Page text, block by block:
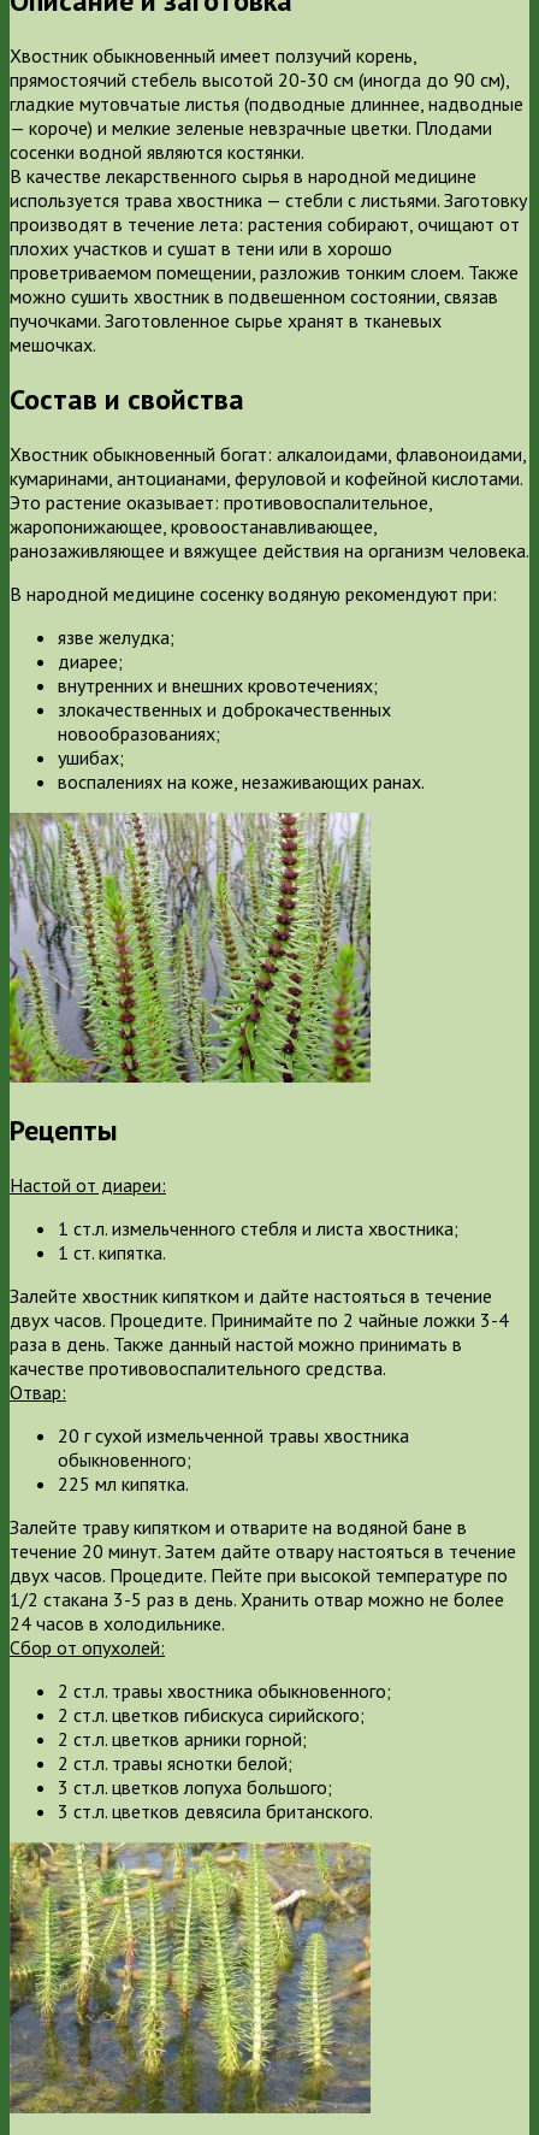
Хвостник обыкновенный имеет ползучий корень,
прямостоячий стебель высотой 20-30 см (иногда до 90 см),
гладкие мутовчатые листья (подводные длиннее, надводные
— короче) и мелкие зеленые невзрачные цветки. Плодами
сосенки водной являются костянки.
В качестве лекарственного сырья в народной медицине
используется трава хвостника — стебли с листьями. Заготовку
производят в течение лета: растения собирают, очищают от
плохих участков и сушат в тени или в хорошо
проветриваемом помещении, разложив тонким слоем. Также
можно сушить хвостник в подвешенном состоянии, связав
пучочками. Заготовленное сырье хранят в тканевых
мешочках.
Состав и свойства
Хвостник обыкновенный богат: алкалоидами, флавоноидами,
кумаринами, антоцианами, феруловой и кофейной кислотами.
Это растение оказывает: противовоспалительное,
жаропонижающее, кровоостанавливающее,
ранозаживляющее и вяжущее действия на организм человека.
В народной медицине сосенку водяную рекомендуют при:
язве желудка;
диарее;
внутренних и внешних кровотечениях;
злокачественных и доброкачественных
новообразованиях;
ушибах;
воспалениях на коже, незаживающих ранах.
Рецепты
Настой от диареи:
1 ст.л. измельченного стебля и листа хвостника;
1 ст. кипятка.
Залейте хвостник кипятком и дайте настояться в течение
двух часов. Процедите. Принимайте по 2 чайные ложки 3-4
раза в день. Также данный настой можно принимать в
качестве противовоспалительного средства.
Отвар:
20 г сухой измельченной травы хвостника
обыкновенного;
225 мл кипятка.
Залейте траву кипятком и отварите на водяной бане в
течение 20 минут. Затем дайте отвару настояться в течение
двух часов. Процедите. Пейте при высокой температуре по
1/2 стакана 3-5 раз в день. Хранить отвар можно не более
24 часов в холодильнике.
Сбор от опухолей:
2 ст.л. травы хвостника обыкновенного;
2 ст.л. цветков гибискуса сирийского;
2 ст.л. цветков арники горной;
2 ст.л. травы яснотки белой;
3 ст.л. цветков лопуха большого;
3 ст.л. цветков девясила британского.